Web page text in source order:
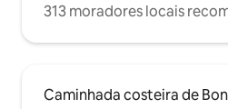
313 moradores locais
Caminhada costeira de